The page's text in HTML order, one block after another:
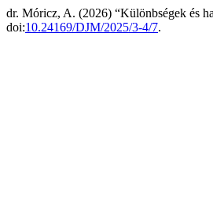
dr. Móricz, A. (2026) “Különbségek és
doi:10.24169/DJM/2025/3-4/7.